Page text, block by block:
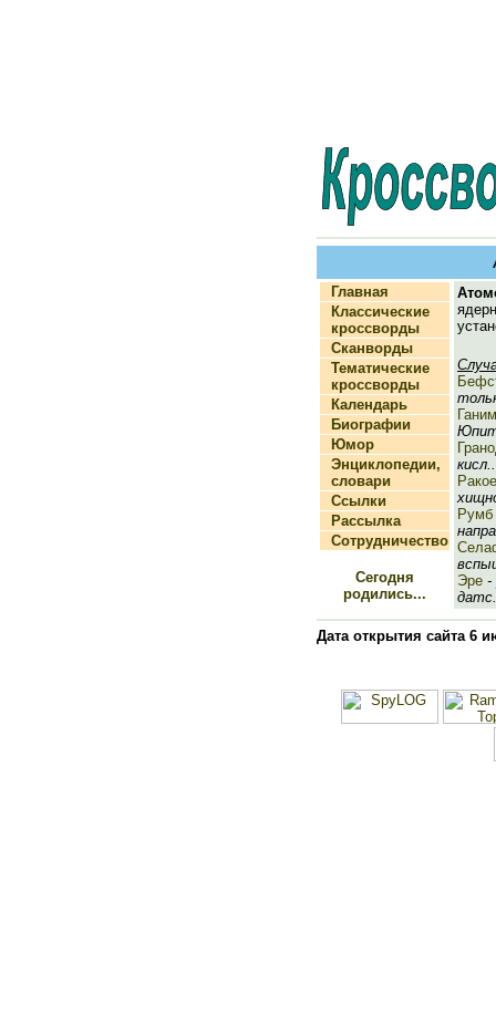
Главная
Классические
кроссворды
Сканворды
Тематические
кроссворды
Календарь
Биографии
Юмор
Энциклопедии,
словари
Ссылки
Рассылка
Сотрудничество
Сегодня
родились...
Румб
Эре -
Дата открытия сайта 6